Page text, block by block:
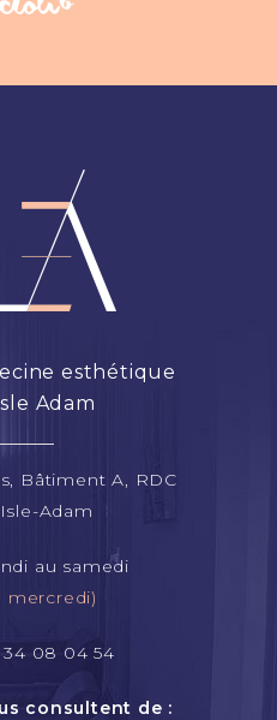
esthétique
Adam
Bâtiment A, RDC
Adam
au samedi
mercredi)
34 08 04 54
consultent de :